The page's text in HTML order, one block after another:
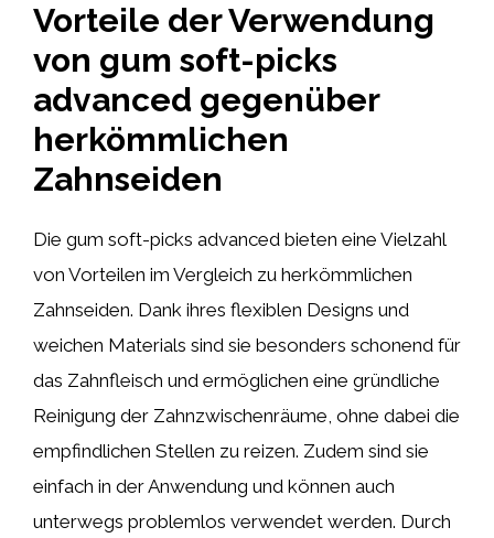
Vorteile der Verwendung
von gum soft-picks
advanced gegenüber
herkömmlichen
Zahnseiden
Die gum soft-picks advanced bieten eine Vielzahl
von Vorteilen im Vergleich zu herkömmlichen
Zahnseiden. Dank ihres flexiblen Designs und
weichen Materials sind sie besonders schonend für
das Zahnfleisch und ermöglichen eine gründliche
Reinigung der Zahnzwischenräume, ohne dabei die
empfindlichen Stellen zu reizen. Zudem sind sie
einfach in der Anwendung und können auch
unterwegs problemlos verwendet werden. Durch